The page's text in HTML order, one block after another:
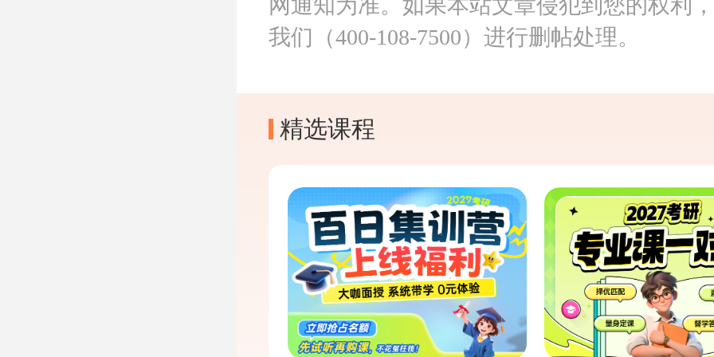
网通知为准。如果本站文章侵犯到您的权利
我们（400-108-7500）进行删帖处理。
精选课程